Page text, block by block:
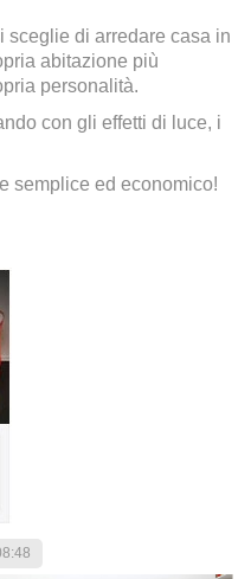
sceglie di arredare casa in
abitazione più
personalità.
con gli effetti di luce, i
semplice ed economico!